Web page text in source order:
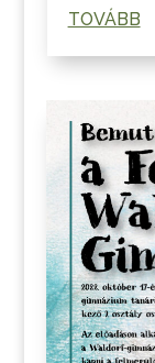
TOVÁBB